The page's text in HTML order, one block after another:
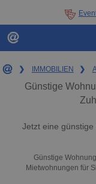
❯ IMMOBILIEN ❯
Günstige
Jetzt eine
Günstige
Mietwohnungen für